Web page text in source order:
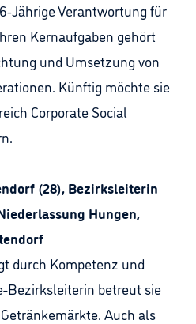
Jährige Verantwortung für
Kernaufgaben gehört
und Umsetzung von
Künftig möchte sie
Corporate Social
(28), Bezirksleiterin
Hungen,
durch Kompetenz und
Bezirksleiterin betreut sie
Auch als